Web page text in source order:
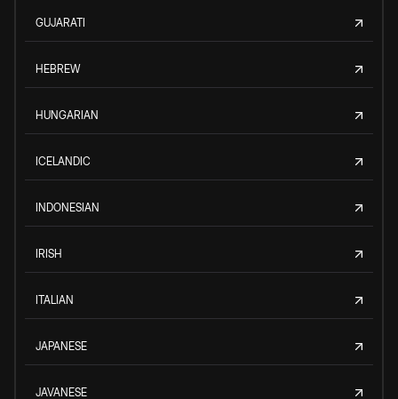
GUJARATI
HEBREW
HUNGARIAN
ICELANDIC
INDONESIAN
IRISH
ITALIAN
JAPANESE
JAVANESE